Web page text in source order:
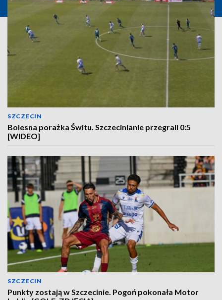
SZCZECIN
Bolesna porażka Świtu. Szczecinianie przegrali 0:5
[WIDEO]
SZCZECIN
Punkty zostają w Szczecinie. Pogoń pokonała Motor